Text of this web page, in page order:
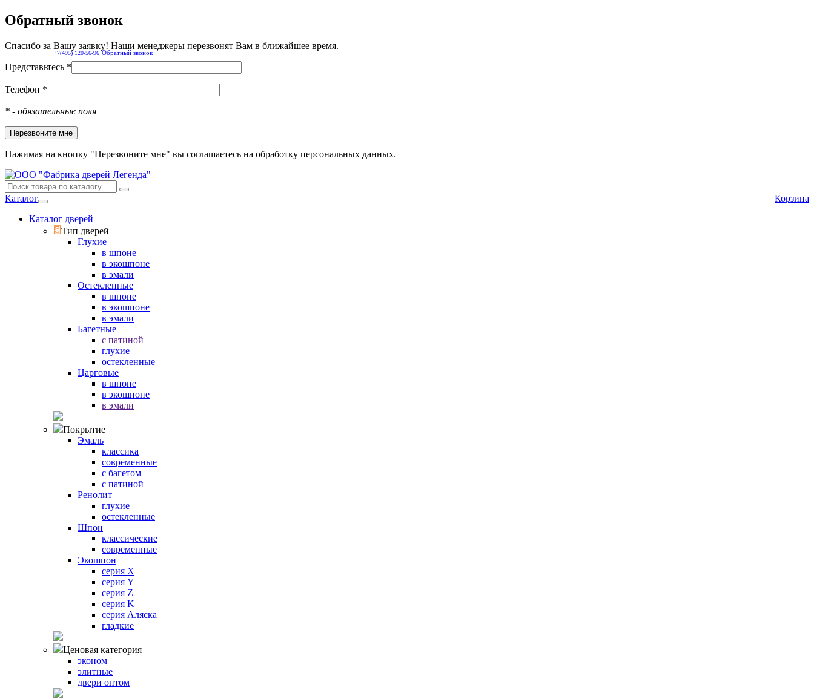
+7(495) 120-56-96 Обратный звонок
Обратный звонок
Спасибо за Вашу заявку! Наши менеджеры перезвонят Вам в ближайшее время.
Представьтесь *
Телефон *
* - обязательные поля
Нажимая на кнопку "Перезвоните мне" вы соглашаетесь на обработку персональных данных.
Каталог
Корзина
Каталог дверей
Тип дверей
Глухие
в шпоне
в экошпоне
в эмали
Остекленные
в шпоне
в экошпоне
в эмали
Багетные
с патиной
глухие
остекленные
Царговые
в шпоне
в экошпоне
в эмали
Покрытие
Эмаль
классика
современные
с багетом
с патиной
Ренолит
глухие
остекленные
Шпон
классические
современные
Экошпон
серия X
серия Y
серия Z
серия K
серия Аляска
гладкие
Ценовая категория
эконом
элитные
двери оптом